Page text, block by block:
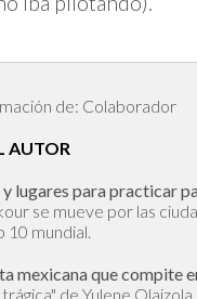
de: Colaborador
AUTOR
lugares para practicar
se mueve por las
10 mundial.
mexicana que compite
trágica" de Yulene